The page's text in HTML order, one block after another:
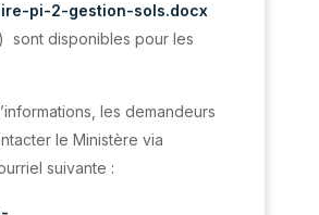
pi-2-gestion-sols.docx
) sont disponibles pour les
les demandeurs
le Ministère via
suivante :